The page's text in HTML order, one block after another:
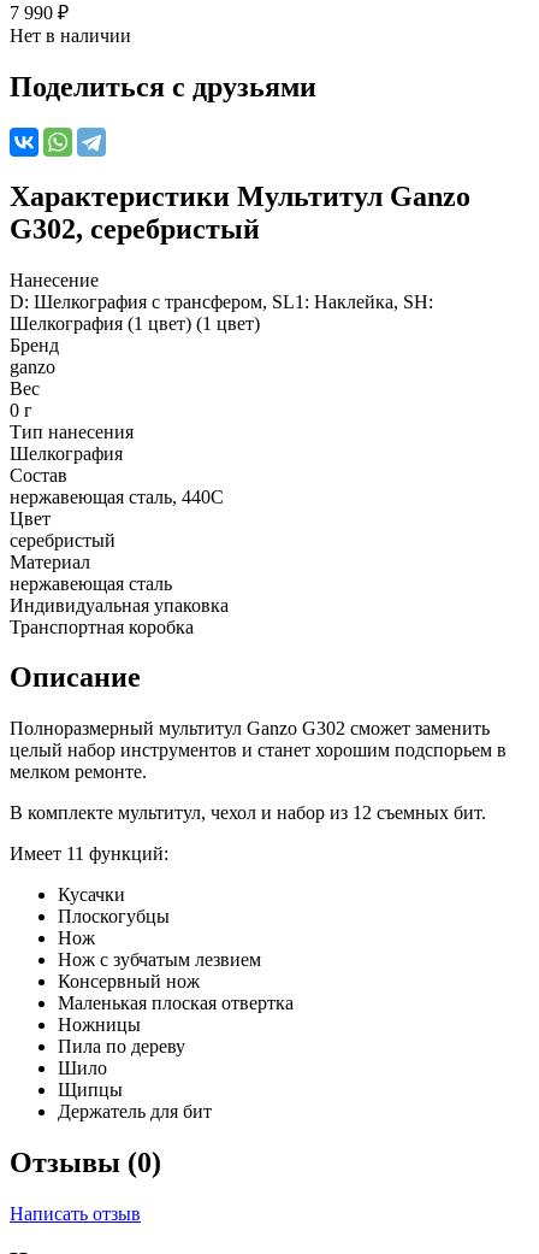
7 990 ₽
Нет в наличии
Поделиться с друзьями
Характеристики Мультитул Ganzo
G302, серебристый
Нанесение
D: Шелкография с трансфером, SL1: Наклейка, SH:
Шелкография (1 цвет) (1 цвет)
Бренд
ganzo
Вес
0 г
Тип нанесения
Шелкография
Состав
нержавеющая сталь, 440С
Цвет
серебристый
Материал
нержавеющая сталь
Индивидуальная упаковка
Транспортная коробка
Описание
Полноразмерный мультитул Ganzo G302 сможет заменить
целый набор инструментов и станет хорошим подспорьем в
мелком ремонте.
В комплекте мультитул, чехол и набор из 12 съемных бит.
Имеет 11 функций:
Кусачки
Плоскогубцы
Нож
Нож с зубчатым лезвием
Консервный нож
Маленькая плоская отвертка
Ножницы
Пила по дереву
Шило
Щипцы
Держатель для бит
Отзывы (0)
Написать отзыв